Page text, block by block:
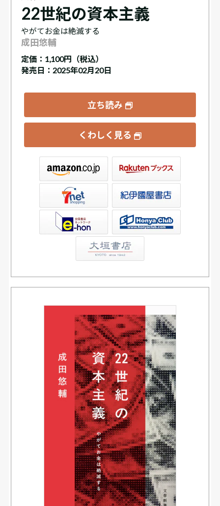
22世紀の資本主義
やがてお金は絶滅する
成田悠輔
定価： 1,100円（税込）
発売日：2025年02月20日
立ち読み
くわしく見る
書店ウェブストア